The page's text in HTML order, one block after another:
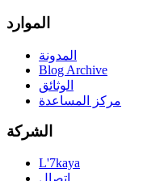
الموارد
المدونة
Blog Archive
الوثائق
مركز المساعدة
الشركة
L'7kaya
اتصال